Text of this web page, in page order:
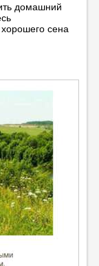
домашний
сена